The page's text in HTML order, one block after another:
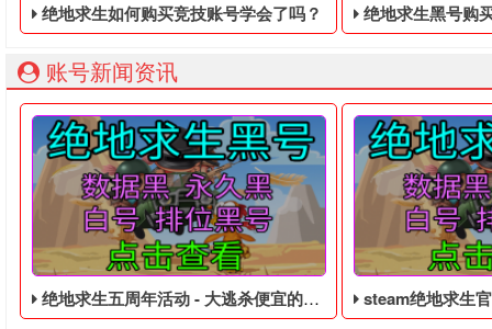
绝地求生如何购买竞技账号学会了吗？ 绝地求生黑号购买：合理
账号新闻资讯
绝地求生五周年活动 - 大逃杀便宜的皮肤黑号 steam绝地求生官网购买